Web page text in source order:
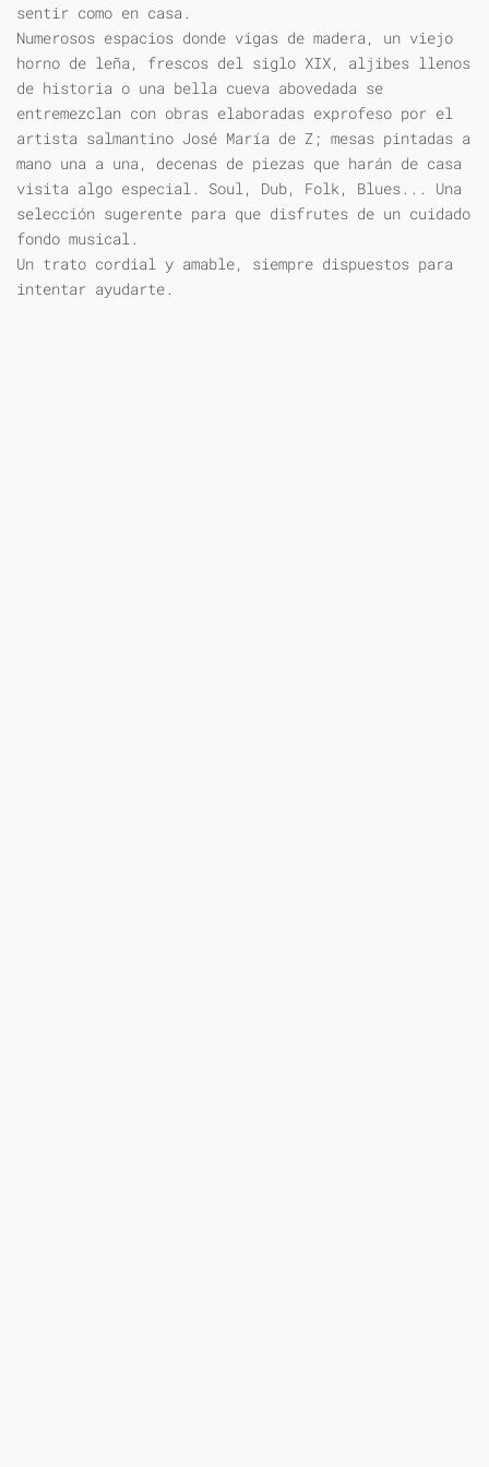
sentir como en casa.
Numerosos espacios donde vigas de madera, un viejo
horno de leña, frescos del siglo XIX, aljibes llenos
de historia o una bella cueva abovedada se
entremezclan con obras elaboradas exprofeso por el
artista salmantino José María de Z; mesas pintadas a
mano una a una, decenas de piezas que harán de casa
visita algo especial. Soul, Dub, Folk, Blues... Una
selección sugerente para que disfrutes de un cuidado
fondo musical.
Un trato cordial y amable, siempre dispuestos para
intentar ayudarte.